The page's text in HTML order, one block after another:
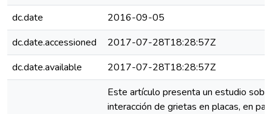
dc.date
2016-09-05
dc.date.accessioned
2017-07-28T18:28:57Z
dc.date.available
2017-07-28T18:28:57Z
Este artículo presenta un estudio
interacción de grietas en placas, en